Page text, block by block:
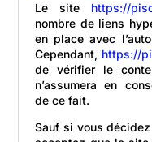
Le site https://
nombre de liens
en place avec
Cependant, https://
de vérifier le
n’assumera en
de ce fait.
Sauf si vous